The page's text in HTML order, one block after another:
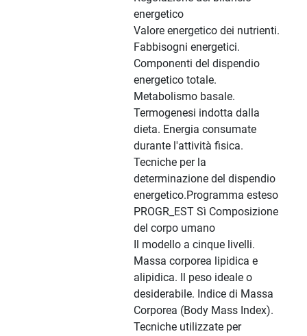
energetico
Valore energetico dei nutrienti.
Fabbisogni energetici.
Componenti del dispendio
energetico totale.
Metabolismo basale.
Termogenesi indotta dalla
dieta. Energia consumate
durante l'attività fisica.
Tecniche per la
determinazione del dispendio
energetico.Programma esteso
PROGR_EST Sì Composizione
del corpo umano
Il modello a cinque livelli.
Massa corporea lipidica e
alipidica. Il peso ideale o
desiderabile. Indice di Massa
Corporea (Body Mass Index).
Tecniche utilizzate per